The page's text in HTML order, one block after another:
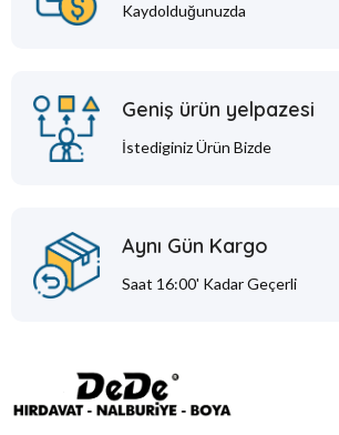
Kaydolduğunuzda
Geniş ürün yelpazesi
İstediginiz Ürün Bizde
Aynı Gün Kargo
Saat 16:00' Kadar Geçerli